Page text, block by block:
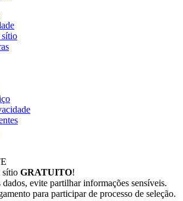
sítio
sítio GRATUITO!
dados, evite partilhar informações sensíveis.
para participar de processo de seleção.